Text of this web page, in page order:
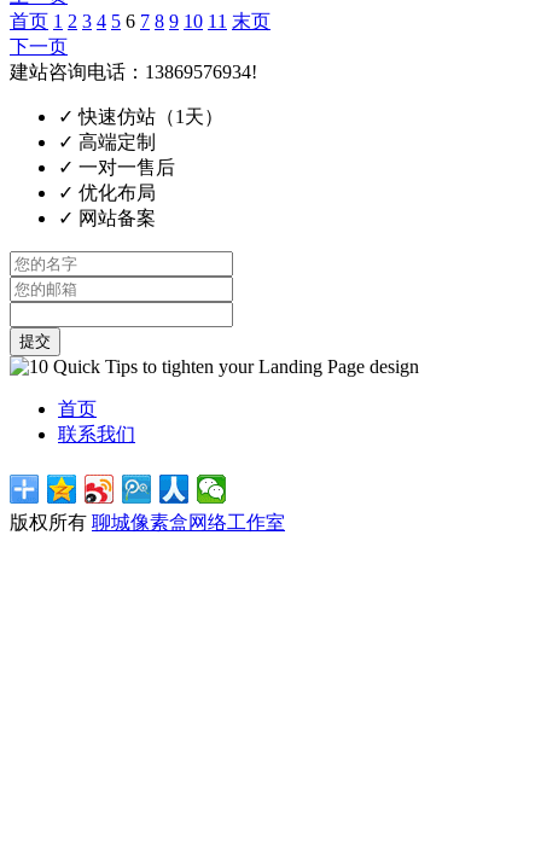
首页 1 2 3 4 5 6 7 8 9 10 11 末页
下一页
建站咨询电话：13869576934!
✓ 快速仿站（1天）
✓ 高端定制
✓ 一对一售后
✓ 优化布局
✓ 网站备案
提交
首页
联系我们
版权所有 聊城像素盒网络工作室